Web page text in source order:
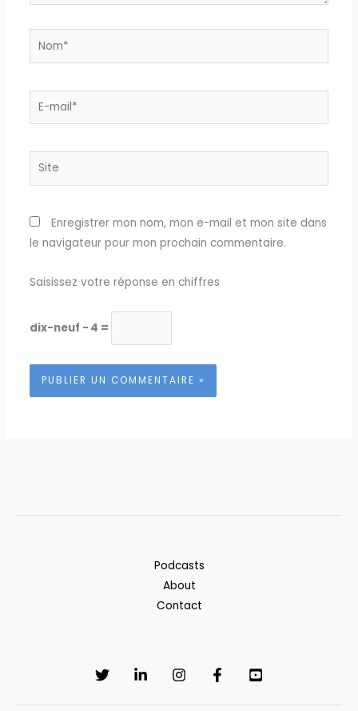
Nom*
E-
Site
Enregistrer mon nom, mon e-mail et mon site dans
le navigateur pour mon prochain commentaire.
Saisissez votre réponse en chiffres
dix-neuf − 4 =
Podcasts
About
Contact